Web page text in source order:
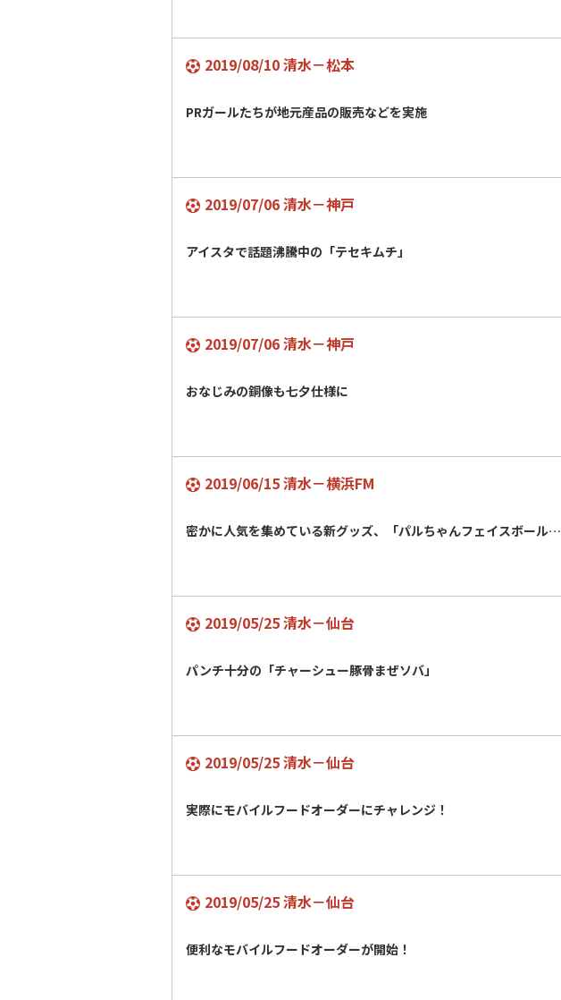
2019/08/10 清水－松本
PRガールたちが地元産品の販売などを実施
2019/07/06 清水－神戸
アイスタで話題沸騰中の「テセキムチ」
2019/07/06 清水－神戸
おなじみの銅像も七夕仕様に
2019/06/15 清水－横浜FM
密かに人気を集めている新グッズ、「パルちゃんフェイスボール…
2019/05/25 清水－仙台
パンチ十分の「チャーシュー豚骨まぜソバ」
2019/05/25 清水－仙台
実際にモバイルフードオーダーにチャレンジ！
2019/05/25 清水－仙台
便利なモバイルフードオーダーが開始！